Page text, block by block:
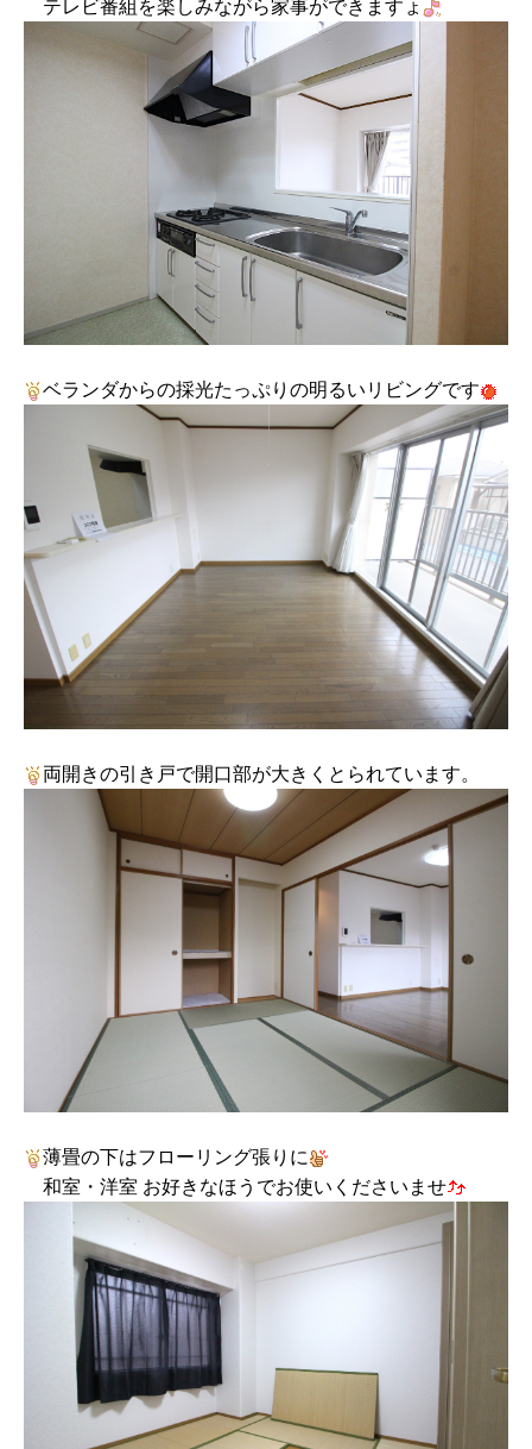
テレビ番組を楽しみながら家事ができますょ
ベランダからの採光たっぷりの明るいリビングです
両開きの引き戸で開口部が大きくとられています。
薄畳の下はフローリング張りに
和室・洋室 お好きなほうでお使いくださいませ